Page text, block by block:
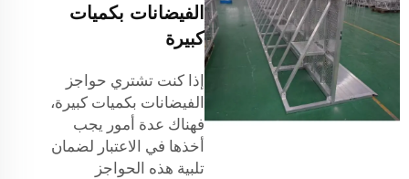
الفيضانات بكميات
كبيرة
إذا كنت تشتري حواجز
الفيضانات بكميات كبيرة،
فهناك عدة أمور يجب
أخذها في الاعتبار لضمان
تلبية هذه الحواجز